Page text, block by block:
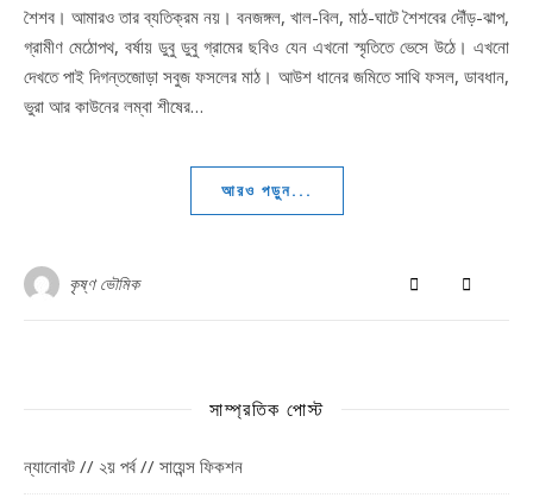
শৈশব। আমারও তার ব্যতিক্রম নয়। বনজঙ্গল, খাল-বিল, মাঠ-ঘাটে শৈশবের দৌঁড়-ঝাপ,
গ্রামীণ মেঠোপথ, বর্ষায় ডুবু ডুবু গ্রামের ছবিও যেন এখনো স্মৃতিতে ভেসে উঠে। এখনো
দেখতে পাই দিগন্তজোড়া সবুজ ফসলের মাঠ। আউশ ধানের জমিতে সাথি ফসল, ডাবধান,
ভুরা আর কাউনের লম্বা শীষের…
আরও পড়ুন...
কৃষ্ণ ভৌমিক
সাম্প্রতিক পোস্ট
ন্যানোবট // ২য় পর্ব // সায়েন্স ফিকশন